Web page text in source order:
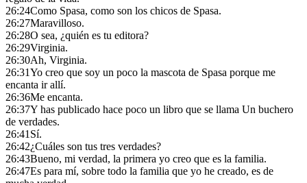
26:24Como Spasa, como son los chicos de Spasa.
26:27Maravilloso.
26:28O sea, ¿quién es tu editora?
26:29Virginia.
26:30Ah, Virginia.
26:31Yo creo que soy un poco la mascota de Spasa porque me
encanta ir allí.
26:36Me encanta.
26:37Y has publicado hace poco un libro que se llama Un buchero
de verdades.
26:41Sí.
26:42¿Cuáles son tus tres verdades?
26:43Bueno, mi verdad, la primera yo creo que es la familia.
26:47Es para mí, sobre todo la familia que yo he creado, es de